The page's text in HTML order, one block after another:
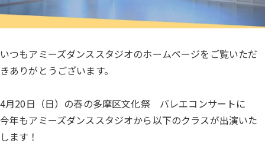
いつもアミーズダンススタジオのホームページをご覧いただ
きありがとうございます。
4月20日（日）の春の多摩区文化祭 バレエコンサートに
今年もアミーズダンススタジオから以下のクラスが出演いた
します！